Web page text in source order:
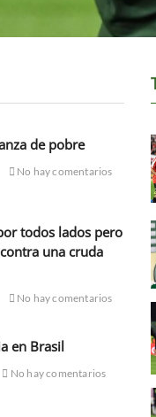
de pobre
No hay comentarios
todos lados pero
una cruda
No hay comentarios
en Brasil
No hay comentarios